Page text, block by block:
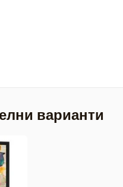
варианти